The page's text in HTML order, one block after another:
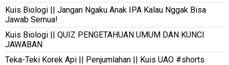
Kuis Biologi || Jangan Ngaku Anak IPA Kalau Nggak Bisa
Jawab Semua!
Kuis Biologi || QUIZ PENGETAHUAN UMUM DAN KUNCI
JAWABAN
Teka-Teki Korek Api || Penjumlahan || Kuis UAO #shorts